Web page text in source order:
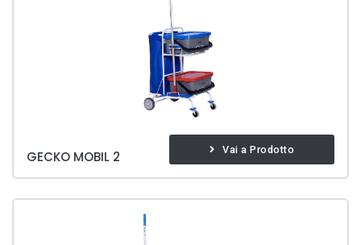
GECKO MOBIL 2 Vai a Prodotto